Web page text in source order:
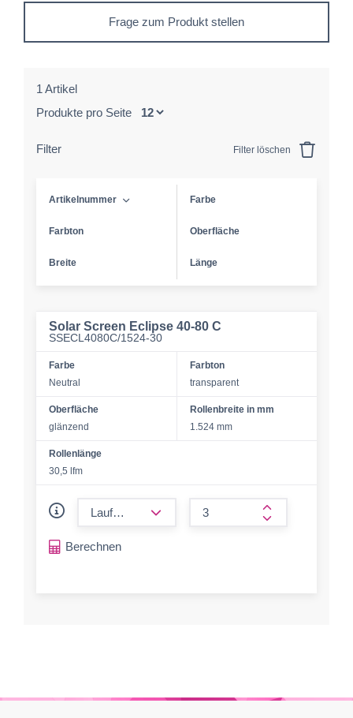
Frage zum Produkt stellen
1 Artikel
Produkte pro Seite
Filter Filter löschen
Artikelnummer Farbe
Farbton Oberfläche
Breite Länge
Solar Screen Eclipse 40-80 C
SSECL4080C/1524-30
Farbe
Neutral
Farbton
transparent
Oberfläche
glänzend
Rollenbreite in mm
1.524 mm
Rollenlänge
30,5 lfm
form.increase-
Berechnen